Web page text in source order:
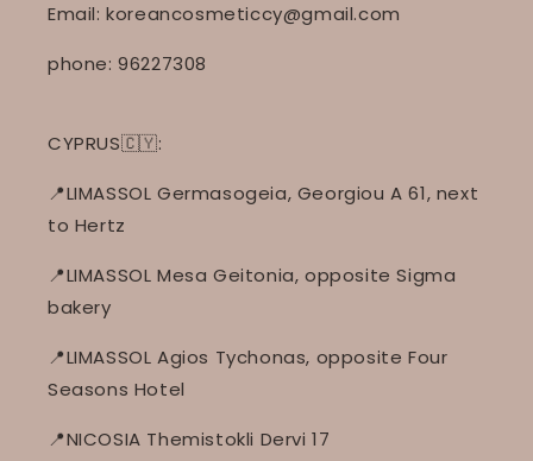
Email: koreancosmeticcy@gmail.com
phone: 96227308
CYPRUS🇨🇾:
📍LIMASSOL Germasogeia, Georgiou A 61, next
to Hertz
📍LIMASSOL Mesa Geitonia, opposite Sigma
bakery
📍LIMASSOL Agios Tychonas, opposite Four
Seasons Hotel
📍NICOSIA Themistokli Dervi 17